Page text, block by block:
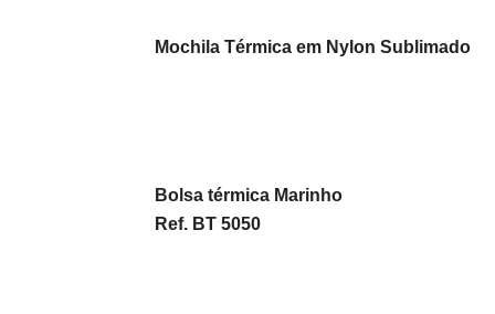
Mochila Térmica em Nylon Sublimado
Bolsa térmica Marinho
Ref. BT 5050